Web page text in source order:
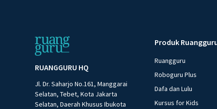
RUANGGURU HQ
Jl. Dr. Saharjo No.161, Manggarai
Selatan, Tebet, Kota Jakarta
Selatan, Daerah Khusus Ibukota
Produk
Ruangguru
Roboguru Plus
Dafa dan Lulu
Kursus for Kids